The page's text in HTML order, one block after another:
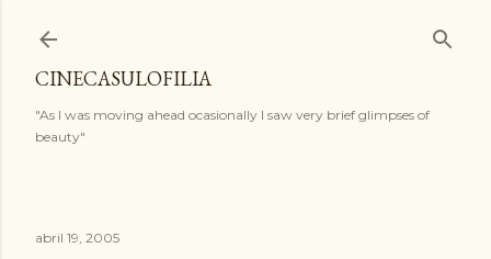
CINECASULOFILIA
"As I was moving ahead ocasionally I saw very brief glimpses of
beauty"
abril 19, 2005